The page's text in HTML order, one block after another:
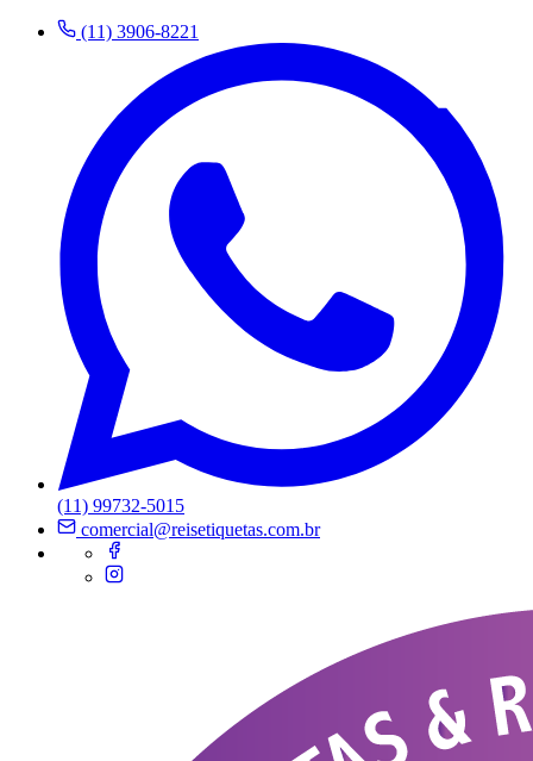
(11) 3906-8221
(11) 99732-5015
comercial@reisetiquetas.com.br